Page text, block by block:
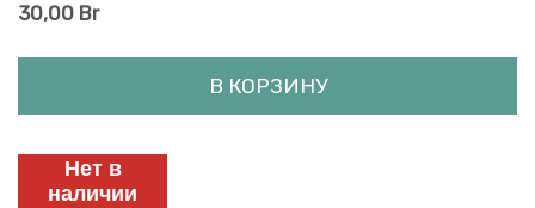
30,00 Br
В КОРЗИНУ
Нет в
наличии